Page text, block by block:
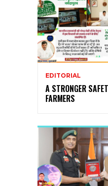
EDITORIAL
A STRONGER
FARMERS